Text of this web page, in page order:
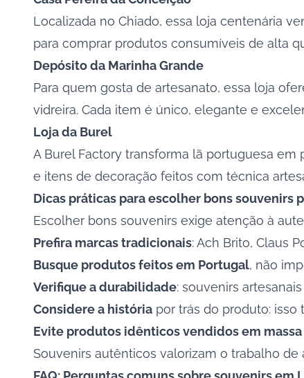
Localizada no Chiado, essa loja centenária
para comprar produtos consumíveis de alta
Depósito da Marinha Grande
Para quem gosta de artesanato, essa loja
vidreira. Cada item é único, elegante e
Loja da Burel
A Burel Factory transforma lã portuguesa
e itens de decoração feitos com técnica
Dicas práticas para escolher bons souvenirs
Escolher bons souvenirs exige atenção à
Prefira marcas tradicionais: Ach Brito, Claus
Busque produtos feitos em Portugal, não
Verifique a durabilidade: souvenirs
Considere a história por trás do produto: isso
Evite produtos idênticos vendidos em massa
Souvenirs autênticos valorizam o trabalho